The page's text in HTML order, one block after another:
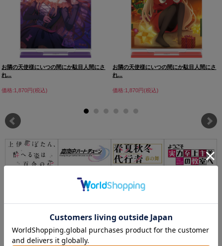
お隣の天使様にいつの間にか駄目人間にさ
れ...
価格:1,870円(税込)
お隣の天使様にいつの間にか駄目人間にさ
れ...
価格:1,870円(税込)